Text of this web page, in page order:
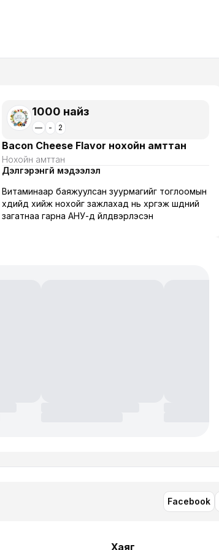
1000 найз
— - 2
Bacon Cheese Flavor нохойн амттан
Нохойн амттан
Дэлгэрэнгүй мэдээлэл
Витаминаар баяжуулсан зуурмагийг тоглоомын
хүүдийд хийж нохойг зажлахад нь хүргэж шүдний
загатнаа гарна АНУ-д үйлдвэрлэсэн
Facebook
Хаяг